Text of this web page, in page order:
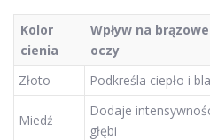
Kolor
cienia
Wpływ na brązowe
oczy
Złoto
Podkreśla ciepło i
Miedź
Dodaje
głębi